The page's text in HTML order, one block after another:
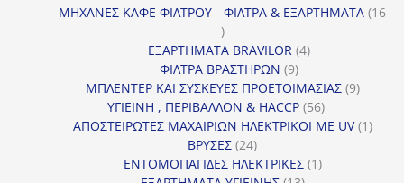
προϊόν
ΜΗΧΑΝΕΣ ΚΑΦΕ ΦΙΛΤΡΟΥ - ΦΙΛΤΡΑ & ΕΞΑΡΤΗΜΑΤΑ 16
16
προϊόντα
ΕΞΑΡΤΗΜΑΤΑ BRAVILOR 44
ΦΙΛΤΡΑ ΒΡΑΣΤΗΡΩΝ 99
προϊόντα
ΜΠΛΕΝΤΕΡ ΚΑΙ ΣΥΣΚΕΥΕΣ ΠΡΟΕΤΟΙΜΑΣΙΑΣ 99
ΥΓΙΕΙΝΗ , ΠΕΡΙΒΑΛΛΟΝ & HACCP 5656
προϊόντα
ΑΠΟΣΤΕΙΡΩΤΕΣ ΜΑΧΑΙΡΙΩΝ ΗΛΕΚΤΡΙΚΟΙ ΜΕ UV 11
ΒΡΥΣΕΣ 2424
προϊόντα
ΕΝΤΟΜΟΠΑΓΙΔΕΣ ΗΛΕΚΤΡΙΚΕΣ 11